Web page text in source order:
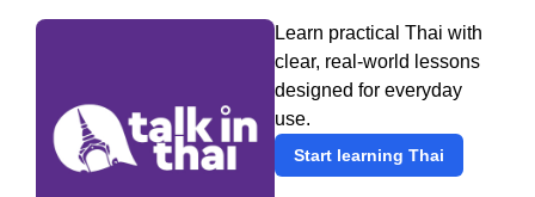
Learn practical Thai with
clear, real-world lessons
designed for everyday
use.
Start learning Thai